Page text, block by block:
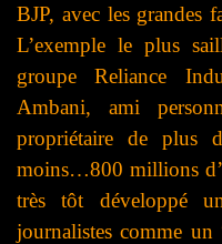
BJP, avec les grandes
L’exemple le plus
groupe Reliance
Ambani, ami
propriétaire de plus
moins…800 millions
très tôt développé
journalistes comme un